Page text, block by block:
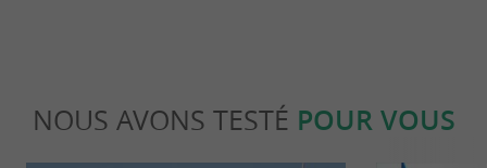
NOUS AVONS TESTÉ POUR VOUS